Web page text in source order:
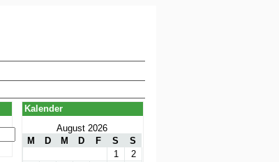
Kalender
August 2026
M
D M D F S
S
1
2